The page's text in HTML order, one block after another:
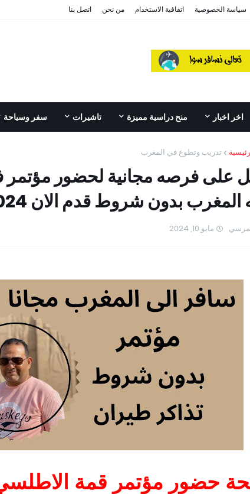
سياسة الخصوصية اتفاقية الاستخدام من نحن اتصل بنا
اخر اخبار منح دراسية مميزة تاشيرات سفر وسياحة
تدريب وتطوع في المغرب
على فرصه مجانية لحضور مؤتمر
المغرب بدون شروط قدم الان 2024
مايو 10, 2024
حضور مؤتمر قمة